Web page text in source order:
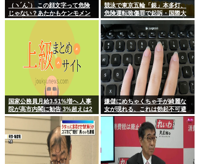
（ヽ´ん`） この顔文字って危険
じゃない？あたかもケンモメン
が無害で優しい一般人だと誤解
競泳で東京五輪「銀」本多灯、
危険運転致傷罪で起訴・国際大
会を辞退…日本水泳連盟「報告
が遅れお詫び」
国家公務員月給3.51%増へ 人事
院が高市内閣に勧告 3%超えは2
年連続
嫌儲にめちゃくちゃ手が綺麗な
女が現れる、これは勃起不可避